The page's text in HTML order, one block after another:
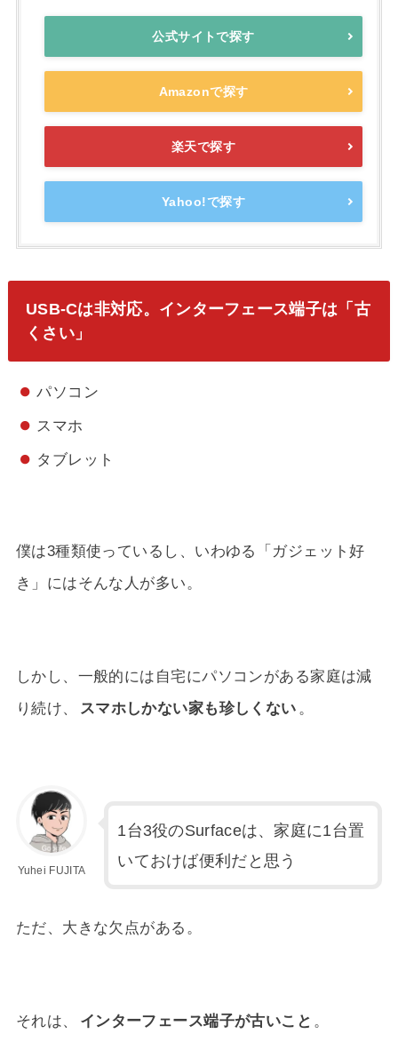
公式サイトで探す
Amazonで探す
楽天で探す
Yahoo!で探す
USB-Cは非対応。インターフェース端子は「古
くさい」
パソコン
スマホ
タブレット
僕は3種類使っているし、いわゆる「ガジェット好
き」にはそんな人が多い。
しかし、一般的には自宅にパソコンがある家庭は減
り続け、
スマホしかない家も珍しくない 。
Yuhei FUJITA
1台3役のSurfaceは、家庭に1台置
いておけば便利だと思う
ただ、大きな欠点がある。
それは、 インターフェース端子が古いこと 。